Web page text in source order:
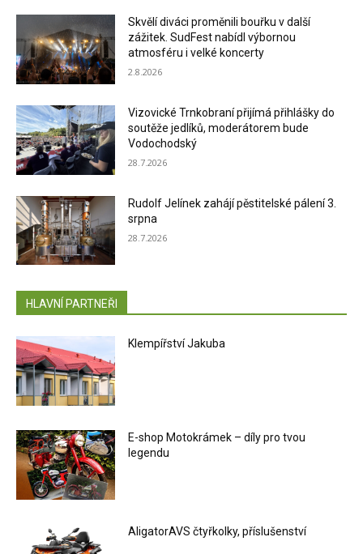
Skvělí diváci proměnili bouřku v další
zážitek. SudFest nabídl výbornou
atmosféru i velké koncerty
2.8.2026
Vizovické Trnkobraní přijímá přihlášky do
soutěže jedlíků, moderátorem bude
Vodochodský
28.7.2026
Rudolf Jelínek zahájí pěstitelské pálení 3.
srpna
28.7.2026
HLAVNÍ PARTNEŘI
Klempířství Jakuba
E-shop Motokrámek – díly pro tvou
legendu
AligatorAVS čtyřkolky, příslušenství